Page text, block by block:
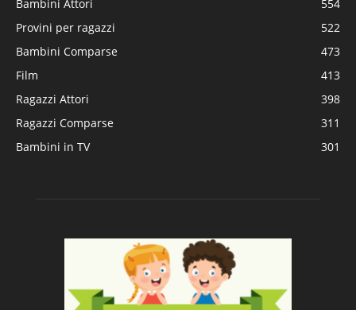
Bambini Attori
554
Provini per ragazzi
522
Bambini Comparse
473
Film
413
Ragazzi Attori
398
Ragazzi Comparse
311
Bambini in TV
301